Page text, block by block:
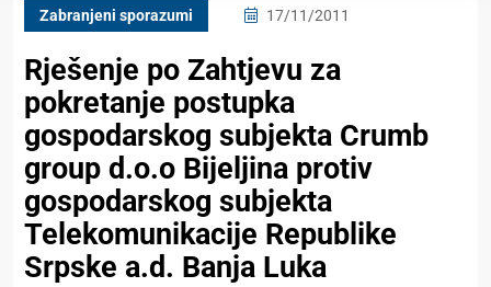
Zabranjeni sporazumi 17/11/2011
Rješenje po Zahtjevu za
pokretanje postupka
gospodarskog subjekta Crumb
group d.o.o Bijeljina protiv
gospodarskog subjekta
Telekomunikacije Republike
Srpske a.d. Banja Luka